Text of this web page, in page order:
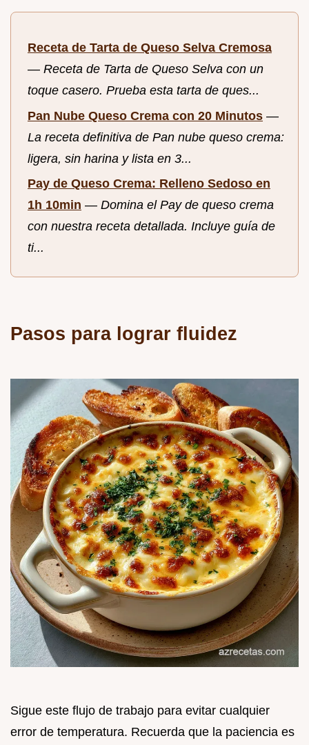
Receta de Tarta de Queso Selva Cremosa
— Receta de Tarta de Queso Selva con un
toque casero. Prueba esta tarta de ques...
Pan Nube Queso Crema con 20 Minutos —
La receta definitiva de Pan nube queso crema:
ligera, sin harina y lista en 3...
Pay de Queso Crema: Relleno Sedoso en
1h 10min — Domina el Pay de queso crema
con nuestra receta detallada. Incluye guía de
ti...
Pasos para lograr fluidez
Sigue este flujo de trabajo para evitar cualquier
error de temperatura. Recuerda que la paciencia es